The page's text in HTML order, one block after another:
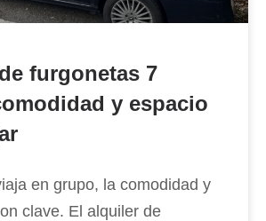
furgonetas 7
y espacio
en grupo, la comodidad y
clave. El alquiler de